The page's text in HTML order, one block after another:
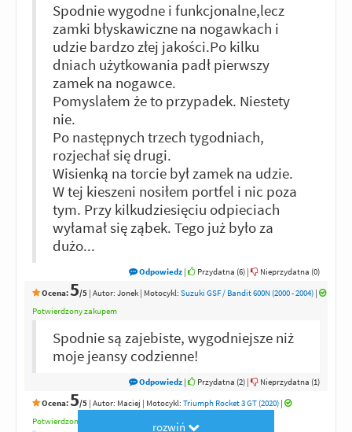
Spodnie wygodne i funkcjonalne,lecz
zamki błyskawiczne na nogawkach i
udzie bardzo złej jakości.Po kilku
dniach użytkowania padł pierwszy
zamek na nogawce.
Pomyslałem że to przypadek. Niestety
nie.
Po następnych trzech tygodniach,
rozjechał się drugi.
Wisienką na torcie był zamek na udzie.
W tej kieszeni nosiłem portfel i nic poza
tym. Przy kilkudziesięciu odpieciach
wyłamał się ząbek. Tego już było za
dużo...
Odpowiedz | Przydatna (6) | Nieprzydatna (0)
Ocena:5/5 | Autor: Jonek | Motocykl: Suzuki GSF / Bandit 600N (2000 - 2004) |
Potwierdzony zakupem
Spodnie są zajebiste, wygodniejsze niż
moje jeansy codzienne!
Odpowiedz | Przydatna (2) | Nieprzydatna (1)
Ocena:5/5 | Autor: Maciej | Motocykl: Triumph Rocket 3 GT (2020) |
Potwierdzony zakupem
rozwiń